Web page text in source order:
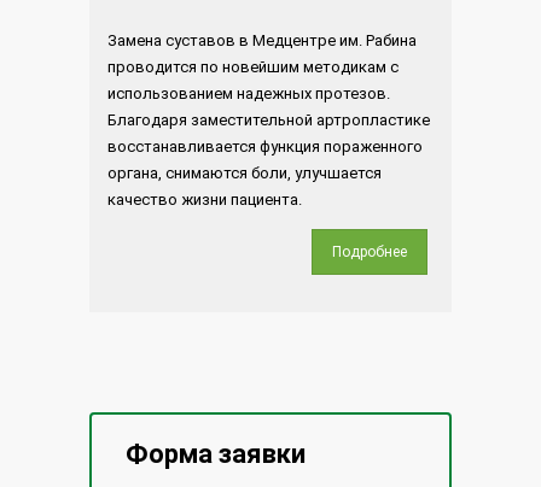
Замена суставов в Медцентре им. Рабина
проводится по новейшим методикам с
использованием надежных протезов.
Благодаря заместительной артропластике
восстанавливается функция пораженного
органа, снимаются боли, улучшается
качество жизни пациента.
Подробнее
Форма заявки